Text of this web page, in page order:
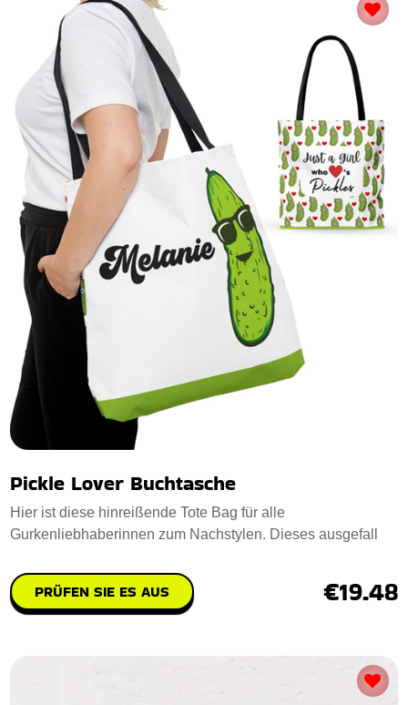
Pickle Lover Buchtasche
Hier ist diese hinreißende Tote Bag für alle
Gurkenliebhaberinnen zum Nachstylen. Dieses ausgefall
PRÜFEN SIE ES AUS €19.48